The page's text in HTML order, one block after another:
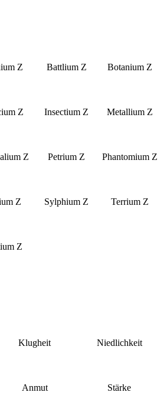
Z Battlium Z Botanium Z
Z Insectium Z Metallium Z
Z Petrium Z Phantomium Z
Z Sylphium Z Terrium Z
Z
Klugheit Niedlichkeit
Anmut Stärke